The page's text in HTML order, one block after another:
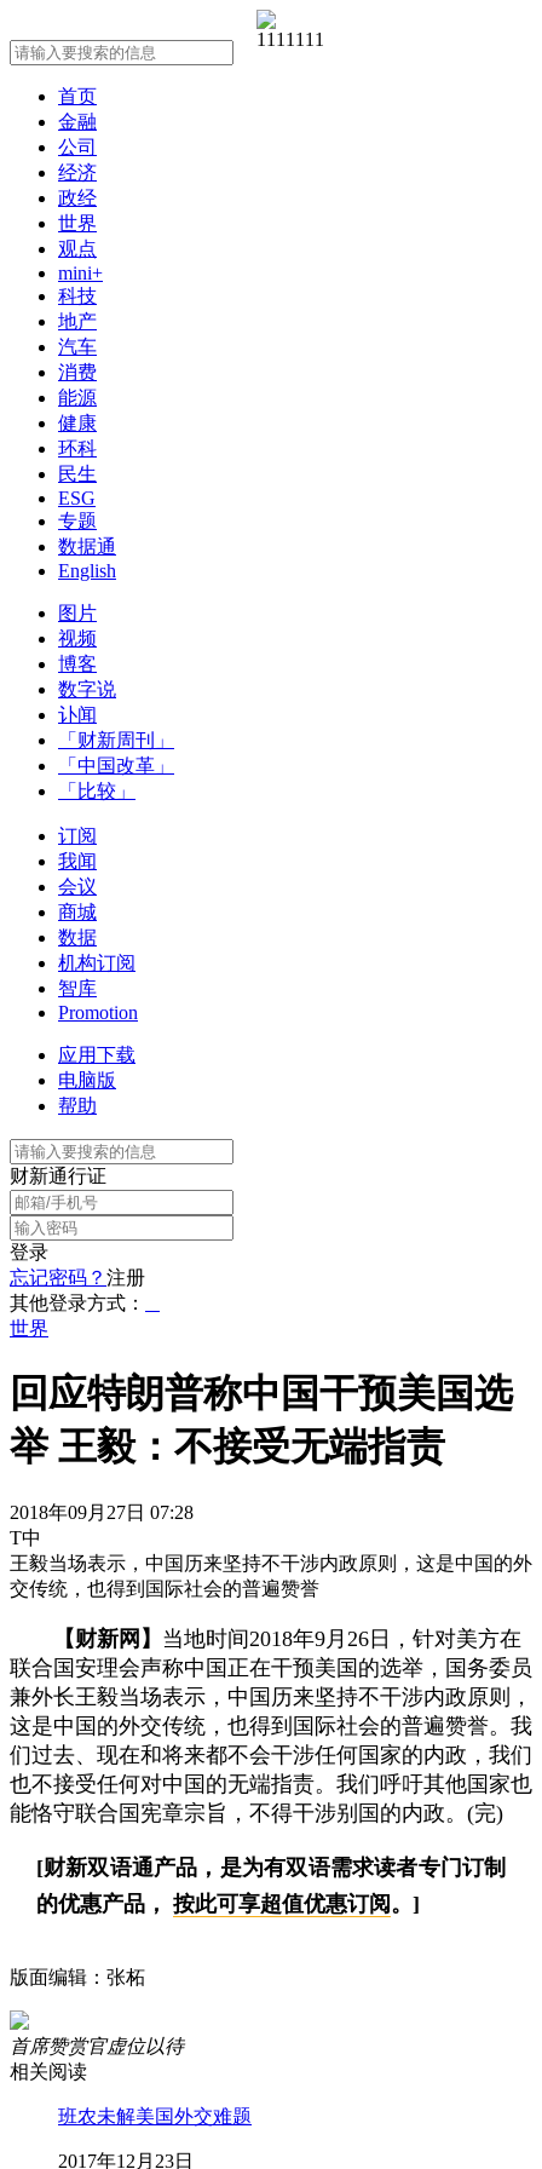
首页
金融
公司
经济
政经
世界
观点
mini+
科技
地产
汽车
消费
能源
健康
环科
民生
ESG
专题
数据通
English
图片
视频
博客
数字说
讣闻
「财新周刊」
「中国改革」
「比较」
订阅
我闻
会议
商城
数据
机构订阅
智库
Promotion
应用下载
电脑版
帮助
财新通行证
登录
忘记密码？ 注册
其他登录方式：
世界
回应特朗普称中国干预美国选
举 王毅：不接受无端指责
2018年09月27日 07:28
T中
王毅当场表示，中国历来坚持不干涉内政原则，这是中国的外
交传统，也得到国际社会的普遍赞誉
【财新网】 当地时间2018年9月26日，针对美方在
联合国安理会声称中国正在干预美国的选举，国务委员
兼外长王毅当场表示，中国历来坚持不干涉内政原则，
这是中国的外交传统，也得到国际社会的普遍赞誉。我
们过去、现在和将来都不会干涉任何国家的内政，我们
也不接受任何对中国的无端指责。我们呼吁其他国家也
能恪守联合国宪章宗旨，不得干涉别国的内政。(完)
[财新双语通产品，是为有双语需求读者专门订制
的优惠产品， 按此可享超值优惠订阅 。]
版面编辑：张柘
首席赞赏官虚位以待
相关阅读
班农未解美国外交难题
2017年12月23日